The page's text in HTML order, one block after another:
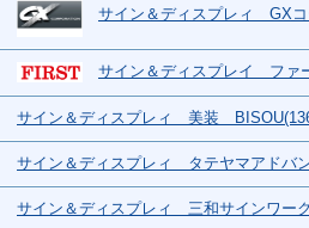
サイン＆ディスプレィ GXコ
サイン＆ディスプレイ ファ
サイン＆ディスプレィ 美装
サイン＆ディスプレィ タテヤマアドバ
サイン＆ディスプレィ 三和サインワー